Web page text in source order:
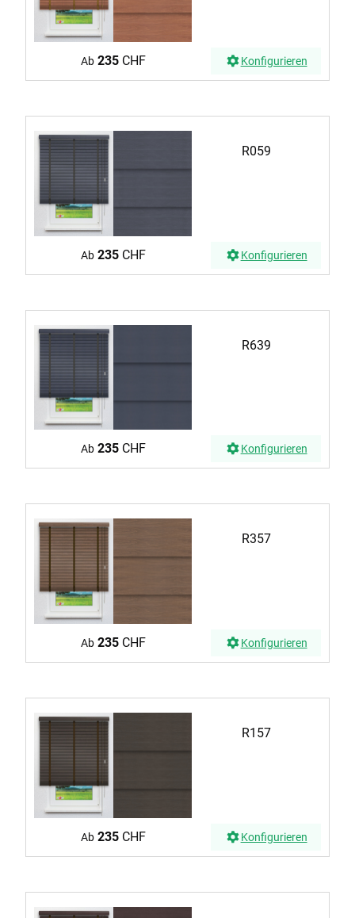
Ab 235CHF Konfigurieren
R059
Ab 235CHF Konfigurieren
R639
Ab 235CHF Konfigurieren
R357
Ab 235CHF Konfigurieren
R157
Ab 235CHF Konfigurieren